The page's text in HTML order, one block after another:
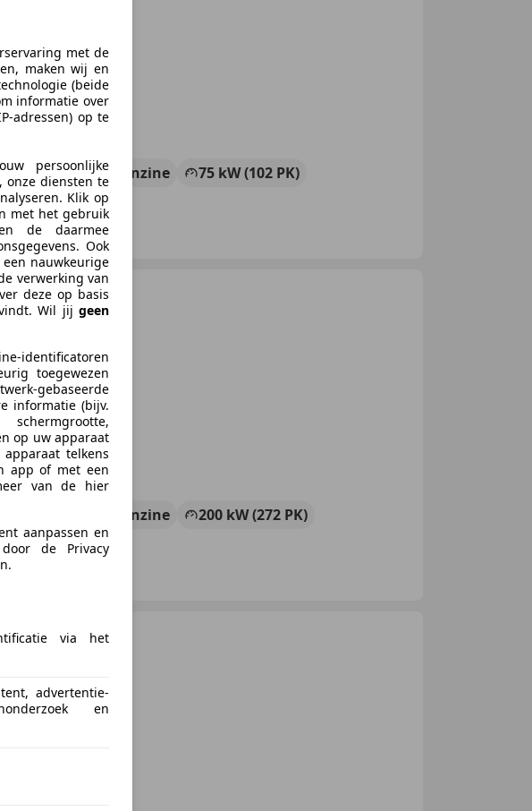
157.872 km Benzine
75 kW (102 PK)
Benzine
200 kW (272 PK)
met de
maken wij en
(beide
informatie over
adressen) op te
persoonlijke
onze diensten te
Klik op
met het gebruik
de daarmee
Ook
nauwkeurige
verwerking van
deze op basis
Wil jij geen
identificatoren
toegewezen
gebaseerde
informatie (bijv.
op uw apparaat
telkens
app of met een
van de hier
aanpassen en
de Privacy
via het
advertentie-
en